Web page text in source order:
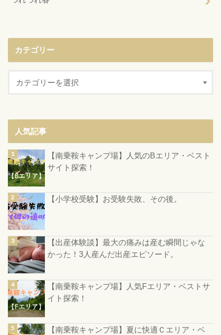
カテゴリー
人気記事
【南乗鞍キャンプ場】人気のBエリア・ベスト
サイト探索！
【小学校受験】お受験失敗、その後。
【出産体験談】最大の痛みは産む瞬間じゃな
かった！3人産んだ出産エピソード。
【南乗鞍キャンプ場】人気Fエリア・ベストサ
イト探索！
【南乗鞍キャンプ場】夏に快適Ｃエリア・ベ